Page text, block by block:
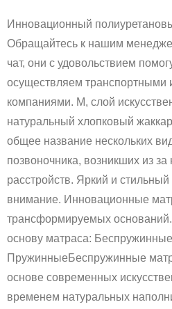
Инновационный
Обращайтесь к нашим
чат, они с удовольствием
осуществляем транспортными
компаниями. М, слой
натуральный хлопковый
общее название нескольких
позвоночника, возникших из
расстройств. Яркий и
внимание. Инновационные
трансформируемых
основу матраса:
ПружинныеБеспружинные
основе современных
временем натуральных